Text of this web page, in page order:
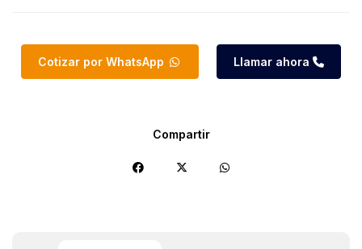
Cotizar por WhatsApp Llamar ahora
Compartir